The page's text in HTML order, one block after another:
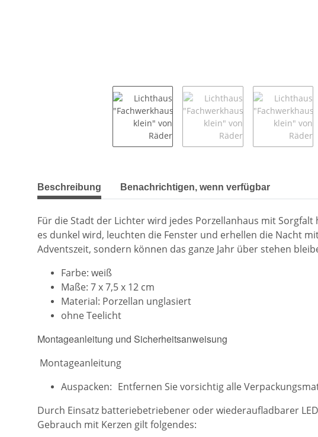
weitere Registerkarten anzeigen
Beschreibung Benachrichtigen, wenn verfügbar
Für die Stadt der Lichter wird jedes Porzellanhaus mit
es dunkel wird, leuchten die Fenster und erhellen die Nacht
Adventszeit, sondern können das ganze Jahr über stehen
Farbe: weiß
Maße: 7 x 7,5 x 12 cm
Material: Porzellan unglasiert
ohne Teelicht
Montageanleitung und Sicherheitsanweisung
Montageanleitung
Auspacken: Entfernen Sie vorsichtig alle
Durch Einsatz batteriebetriebener oder wiederaufladbarer
Gebrauch mit Kerzen gilt folgendes: